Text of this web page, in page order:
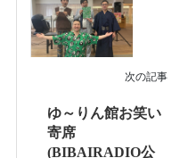
次の記事
ゆ～りん館お笑い
寄席
(BIBAIRADIO公